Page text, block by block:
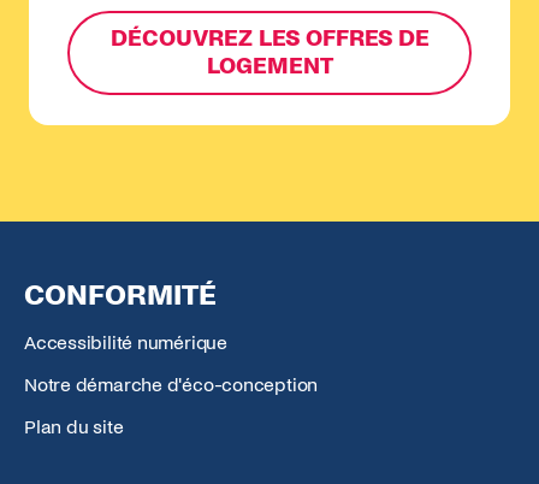
DÉCOUVREZ LES OFFRES DE
LOGEMENT
CONFORMITÉ
Accessibilité numérique
Notre démarche d'éco-conception
Plan du site